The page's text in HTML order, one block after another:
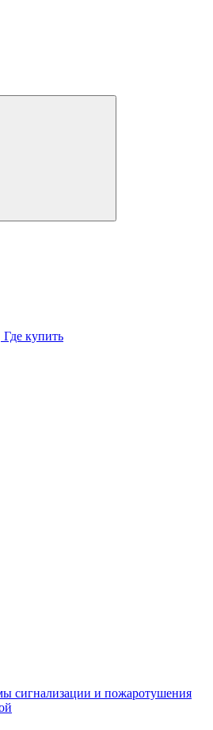
Где купить
сигнализации и пожаротушения